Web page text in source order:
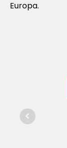
Europa.